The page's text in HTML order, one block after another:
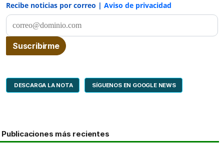
Recibe noticias por correo | Aviso de privacidad
DESCARGA LA NOTA SÍGUENOS EN GOOGLE NEWS
Publicaciones más recientes